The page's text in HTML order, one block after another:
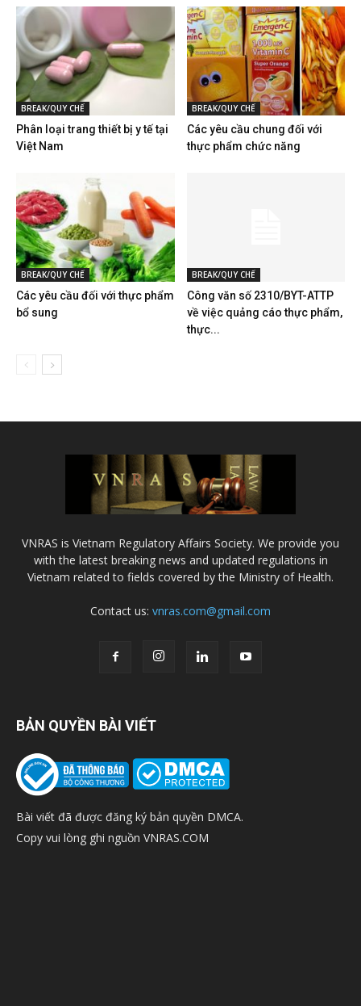
BREAK/QUY CHẾ
Phân loại trang thiết bị y tế tại
Việt Nam
BREAK/QUY CHẾ
Các yêu cầu chung đối với
thực phẩm chức năng
BREAK/QUY CHẾ
Các yêu cầu đối với thực phẩm
bổ sung
BREAK/QUY CHẾ
Công văn số 2310/BYT-ATTP
về việc quảng cáo thực phẩm,
thực...
VNRAS is Vietnam Regulatory Affairs Society. We provide you
with the latest breaking news and updated regulations in
Vietnam related to fields covered by the Ministry of Health.
Contact us: vnras.com@gmail.com
BẢN QUYỀN BÀI VIẾT
Bài viết đã được đăng ký bản quyền DMCA.
Copy vui lòng ghi nguồn VNRAS.COM